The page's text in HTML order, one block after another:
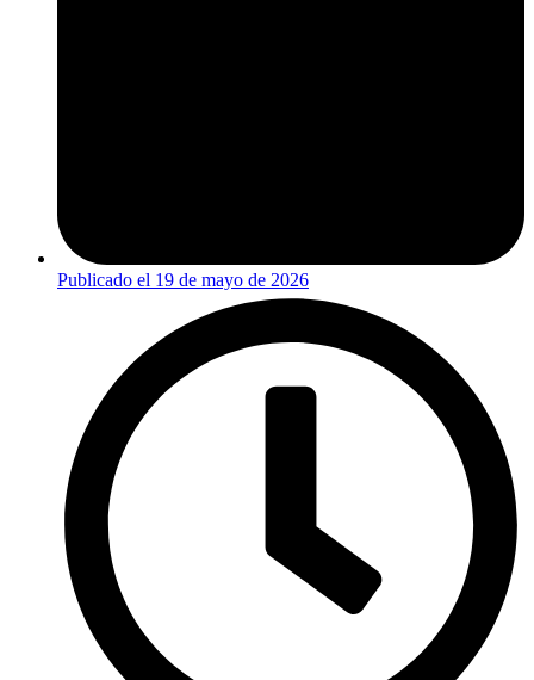
Publicado el 19 de mayo de 2026